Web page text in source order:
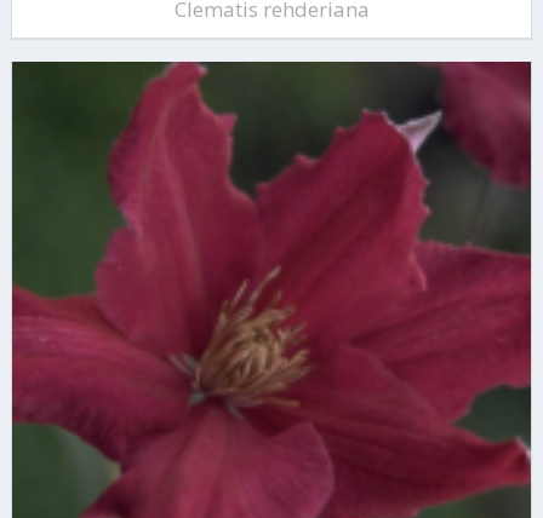
Clematis rehderiana